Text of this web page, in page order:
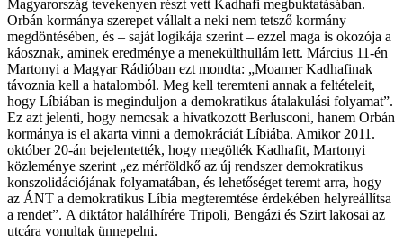
Magyarország tevékenyen részt vett Kadhafi megbuktatásában.
Orbán kormánya szerepet vállalt a neki nem tetsző kormány
megdöntésében, és – saját logikája szerint – ezzel maga is okozója a
káosznak, aminek eredménye a menekülthullám lett. Március 11-én
Martonyi a Magyar Rádióban ezt mondta: „Moamer Kadhafinak
távoznia kell a hatalomból. Meg kell teremteni annak a feltételeit,
hogy Líbiában is meginduljon a demokratikus átalakulási folyamat”.
Ez azt jelenti, hogy nemcsak a hivatkozott Berlusconi, hanem Orbán
kormánya is el akarta vinni a demokráciát Líbiába. Amikor 2011.
október 20-án bejelentették, hogy megölték Kadhafit, Martonyi
közleménye szerint „ez mérföldkő az új rendszer demokratikus
konszolidációjának folyamatában, és lehetőséget teremt arra, hogy
az ÁNT a demokratikus Líbia megteremtése érdekében helyreállítsa
a rendet”. A diktátor halálhírére Tripoli, Bengázi és Szirt lakosai az
utcára vonultak ünnepelni.